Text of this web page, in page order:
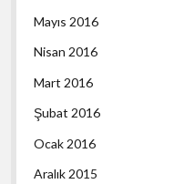
Mayıs 2016
Nisan 2016
Mart 2016
Şubat 2016
Ocak 2016
Aralık 2015